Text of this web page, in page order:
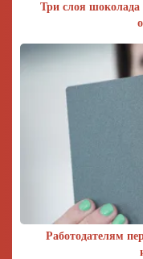
Три слоя шоколада
Работодателям